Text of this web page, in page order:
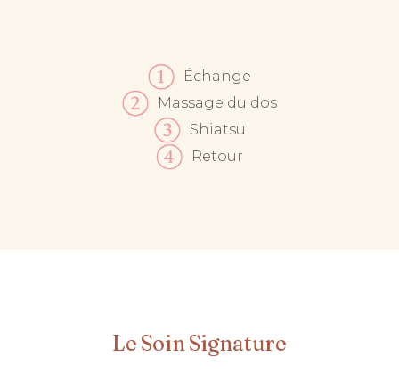
Échange
Massage du dos
Shiatsu
Retour
Le Soin Signature